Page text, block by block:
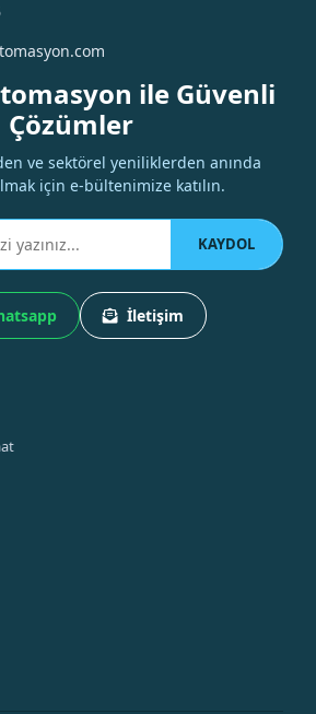
ile Güvenli
Çözümler
ve sektörel yeniliklerden anında
için e-bültenimize katılın.
KAYDOL
İletişim